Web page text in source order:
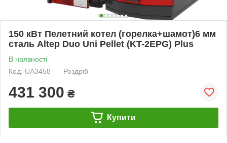
150 кВт Пелетний котел (горелка+шамот)6 мм
сталь Altep Duo Uni Pellet (KT-2EPG) Plus
В наявності
Код: UA3458
Роздріб
431 300 ₴
Купити